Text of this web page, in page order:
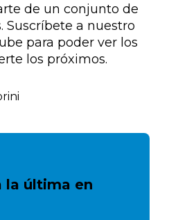
de un conjunto de
Suscríbete a nuestro
para poder ver los
los próximos.
la última en